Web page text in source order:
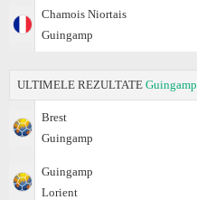
Chamois Niortais
Guingamp
ULTIMELE REZULTATE Guingamp
Brest
Guingamp
Guingamp
Lorient